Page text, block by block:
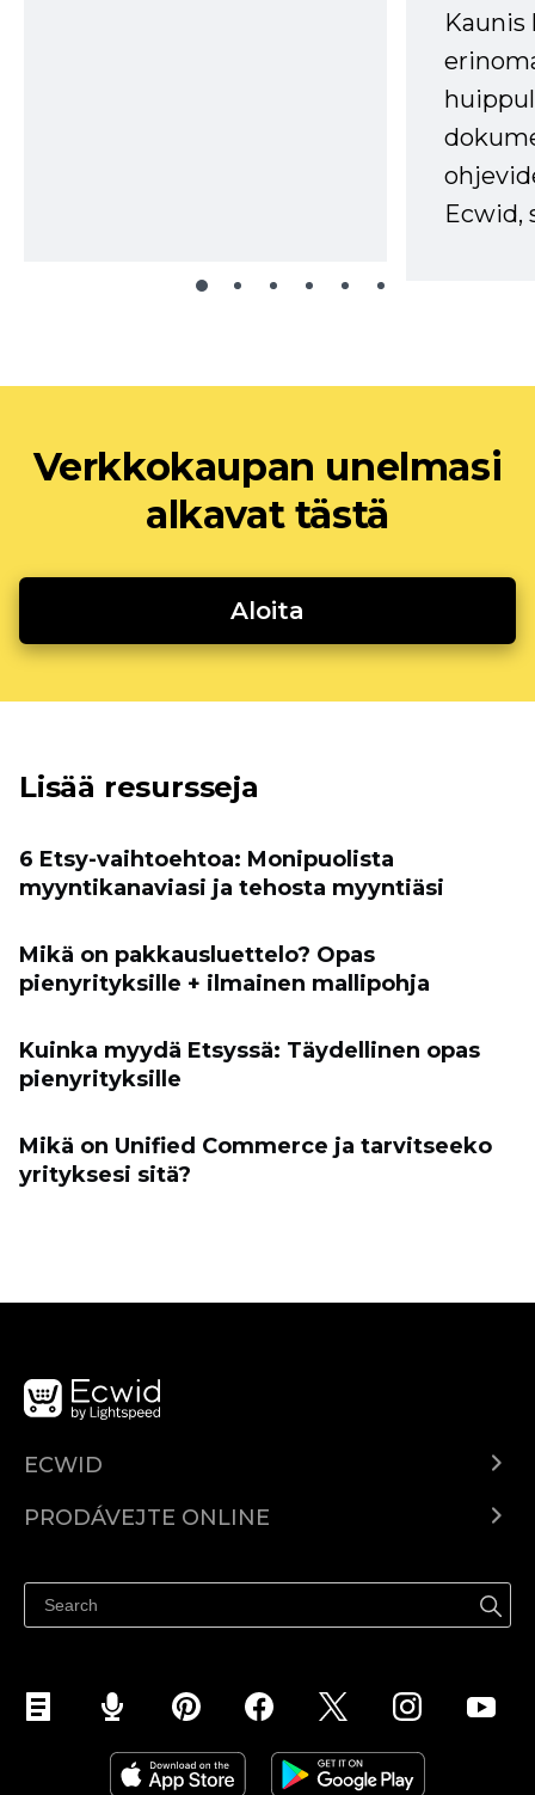
Kaunis
Ecwid,
Verkkokaupan unelmasi
alkavat tästä
Aloita
Lisää resursseja
6 Etsy-vaihtoehtoa: Monipuolista
myyntikanaviasi ja tehosta myyntiäsi
Mikä on pakkausluettelo? Opas
pienyrityksille + ilmainen mallipohja
Kuinka myydä Etsyssä: Täydellinen opas
pienyrityksille
Mikä on Unified Commerce ja tarvitseeko
yrityksesi sitä?
ECWID
Ceny
PRODÁVEJTE ONLINE
Prodávejte na Facebooku
Prodávejte na Instagramu